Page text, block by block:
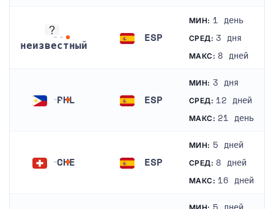
неизвестный
ESP
МИН: 1 день
СРЕД: 3 дня
МАКС: 8 дней
PHL ESP
МИН: 3 дня
СРЕД: 12 дней
МАКС: 21 день
CHE ESP
МИН: 5 дней
СРЕД: 8 дней
МАКС: 16 дней